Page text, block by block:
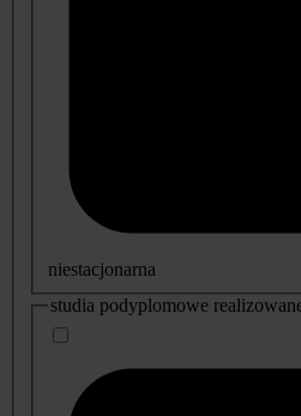
niestacjonarna
studia podyplomowe